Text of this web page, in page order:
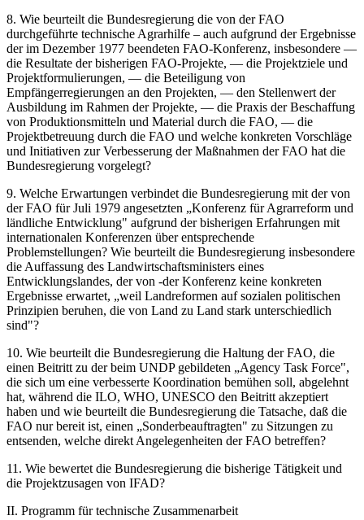
8. Wie beurteilt die Bundesregierung die von der FAO
durchgeführte technische Agrarhilfe – auch aufgrund der Ergebnisse
der im Dezember 1977 beendeten FAO-Konferenz, insbesondere —
die Resultate der bisherigen FAO-Projekte, — die Projektziele und
Projektformulierungen, — die Beteiligung von
Empfängerregierungen an den Projekten, — den Stellenwert der
Ausbildung im Rahmen der Projekte, — die Praxis der Beschaffung
von Produktionsmitteln und Material durch die FAO, — die
Projektbetreuung durch die FAO und welche konkreten Vorschläge
und Initiativen zur Verbesserung der Maßnahmen der FAO hat die
Bundesregierung vorgelegt?
9. Welche Erwartungen verbindet die Bundesregierung mit der von
der FAO für Juli 1979 angesetzten „Konferenz für Agrarreform und
ländliche Entwicklung" aufgrund der bisherigen Erfahrungen mit
internationalen Konferenzen über entsprechende
Problemstellungen? Wie beurteilt die Bundesregierung insbesondere
die Auffassung des Landwirtschaftsministers eines
Entwicklungslandes, der von -der Konferenz keine konkreten
Ergebnisse erwartet, „weil Landreformen auf sozialen politischen
Prinzipien beruhen, die von Land zu Land stark unterschiedlich
sind"?
10. Wie beurteilt die Bundesregierung die Haltung der FAO, die
einen Beitritt zu der beim UNDP gebildeten „Agency Task Force",
die sich um eine verbesserte Koordination bemühen soll, abgelehnt
hat, während die ILO, WHO, UNESCO den Beitritt akzeptiert
haben und wie beurteilt die Bundesregierung die Tatsache, daß die
FAO nur bereit ist, einen „Sonderbeauftragten" zu Sitzungen zu
entsenden, welche direkt Angelegenheiten der FAO betreffen?
11. Wie bewertet die Bundesregierung die bisherige Tätigkeit und
die Projektzusagen von IFAD?
II. Programm für technische Zusammenarbeit